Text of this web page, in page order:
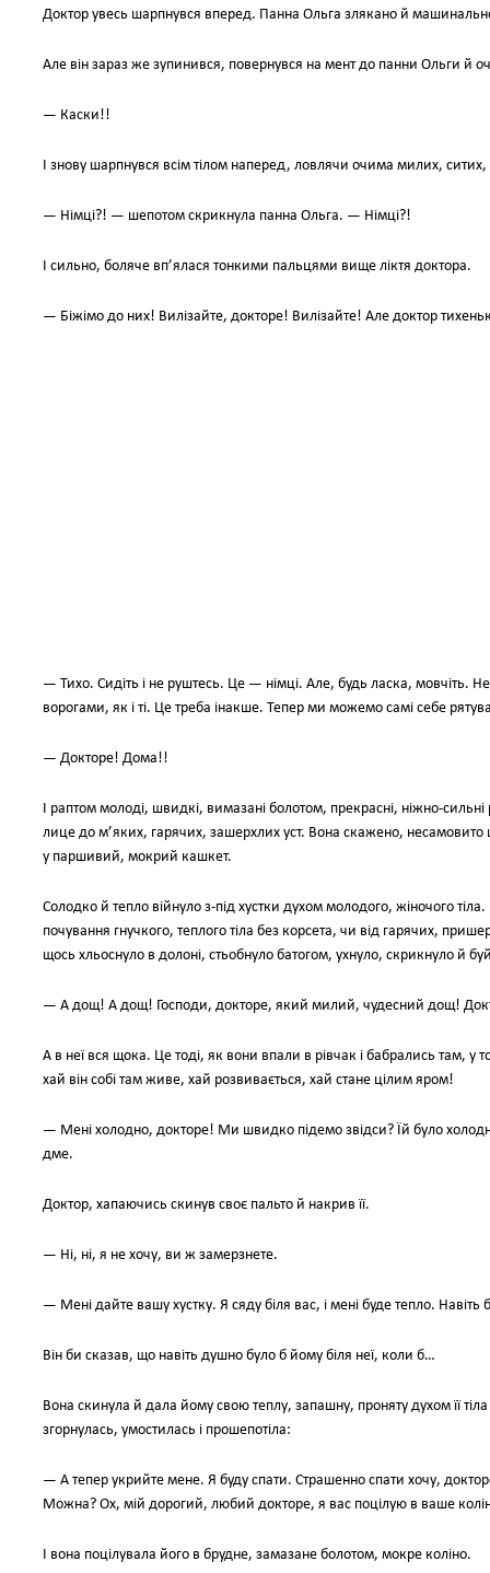
Доктор увесь шарпнувся вперед. Панна Ольга злякано й
Але він зараз же зупинився, повернувся на мент до панни Ольги й
— Каски!!
І знову шарпнувся всім тілом наперед, ловлячи очима милих,
— Німці?! — шепотом скрикнула панна Ольга. — Німці?!
І сильно, боляче вп’ялася тонкими пальцями вище ліктя доктора.
— Біжімо до них! Вилізайте, докторе! Вилізайте! Але доктор
— Тихо. Сидіть і не руштесь. Це — німці. Але, будь ласка, мовчіть.
ворогами, як і ті. Це треба інакше. Тепер ми можемо самі себе
— Докторе! Дома!!
І раптом молоді, швидкі, вимазані болотом, прекрасні, ніжно-
лице до м’яких, гарячих, зашерхлих уст. Вона скажено, несамовито
у паршивий, мокрий кашкет.
Солодко й тепло війнуло з-під хустки духом молодого, жіночого
почування гнучкого, теплого тіла без корсета, чи від гарячих,
щось хльоснуло в долоні, стьобнуло батогом, ухнуло, скрикнуло й
— А дощ! А дощ! Господи, докторе, який милий, чудесний дощ!
А в неї вся щока. Це тоді, як вони впали в рівчак і бабрались там, у
хай він собі там живе, хай розвивається, хай стане цілим яром!
— Мені холодно, докторе! Ми швидко підемо звідси? Їй було
дме.
Доктор, хапаючись скинув своє пальто й накрив її.
— Ні, ні, я не хочу, ви ж замерзнете.
— Мені дайте вашу хустку. Я сяду біля вас, і мені буде тепло. Навіть
Він би сказав, що навіть душно було б йому біля неї, коли б…
Вона скинула й дала йому свою теплу, запашну, проняту духом її
згорнулась, умостилась і прошепотіла:
— А тепер укрийте мене. Я буду спати. Страшенно спати хочу,
Можна? Ох, мій дорогий, любий докторе, я вас поцілую в ваше
І вона поцілувала його в брудне, замазане болотом, мокре коліно.